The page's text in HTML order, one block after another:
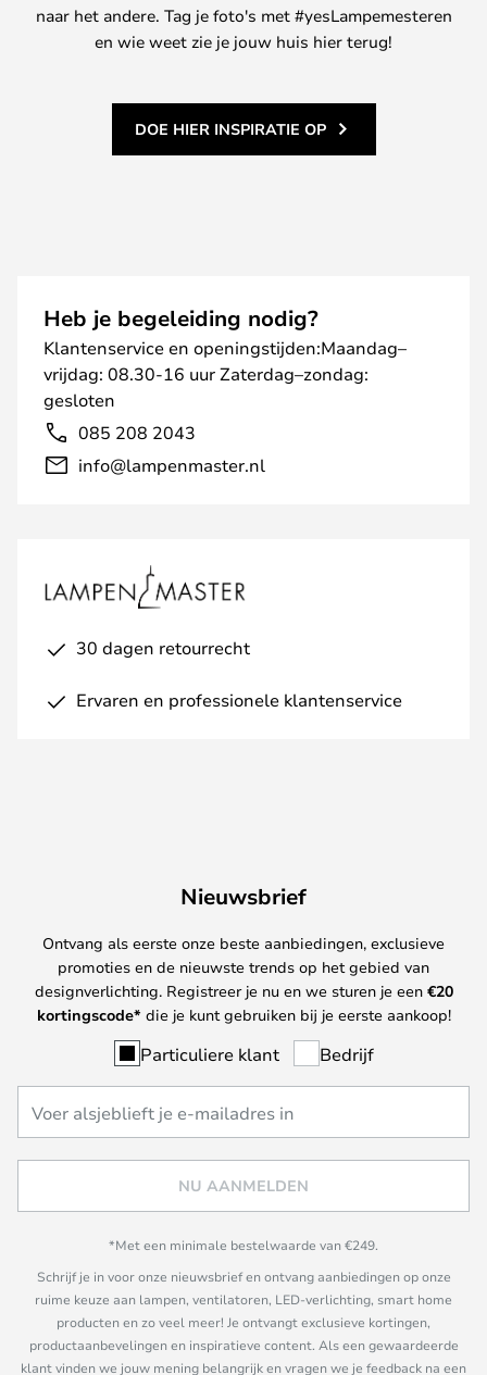
naar het andere. Tag je foto's met #yesLampemesteren
en wie weet zie je jouw huis hier terug!
DOE HIER INSPIRATIE OP
Heb je begeleiding nodig?
Klantenservice en openingstijden:Maandag–
vrijdag: 08.30-16 uur Zaterdag–zondag:
gesloten
085 208 2043
info@lampenmaster.nl
30 dagen retourrecht
Ervaren en professionele klantenservice
Nieuwsbrief
Ontvang als eerste onze beste aanbiedingen, exclusieve
promoties en de nieuwste trends op het gebied van
designverlichting. Registreer je nu en we sturen je een €20
kortingscode* die je kunt gebruiken bij je eerste aankoop!
Particuliere klant Bedrijf
NU AANMELDEN
*Met een minimale bestelwaarde van €249.
Schrijf je in voor onze nieuwsbrief en ontvang aanbiedingen op onze
ruime keuze aan lampen, ventilatoren, LED-verlichting, smart home
producten en zo veel meer! Je ontvangt exclusieve kortingen,
productaanbevelingen en inspiratieve content. Als een gewaardeerde
klant vinden we jouw mening belangrijk en vragen we je feedback na een